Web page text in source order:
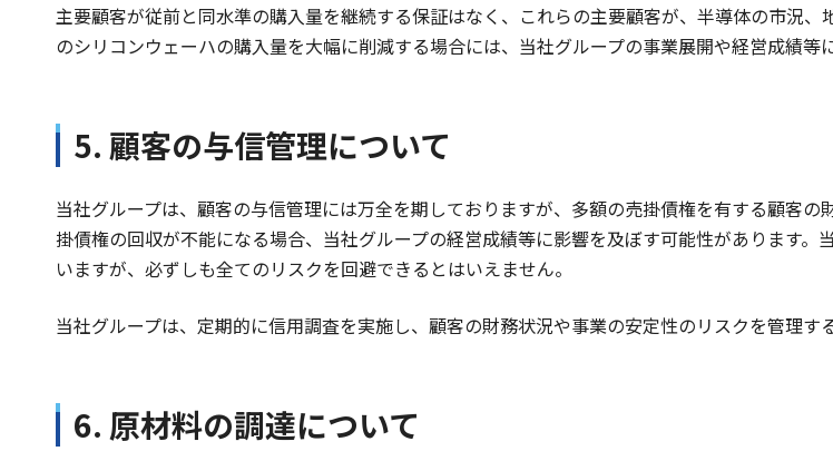
主要顧客が従前と同水準の購入量を継続する保証はなく、これらの主要顧客が、半導体の市況
のシリコンウェーハの購入量を大幅に削減する場合には、当社グループの事業展開や経営成績等
5. 顧客の与信管理について
当社グループは、顧客の与信管理には万全を期しておりますが、多額の売掛債権を有する顧客
掛債権の回収が不能になる場合、当社グループの経営成績等に影響を及ぼす可能性があります
いますが、必ずしも全てのリスクを回避できるとはいえません。
当社グループは、定期的に信用調査を実施し、顧客の財務状況や事業の安定性のリスクを管理
6. 原材料の調達について